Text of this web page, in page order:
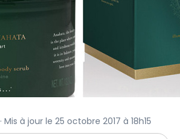
· Mis à jour le 25 octobre 2017 à 18h15